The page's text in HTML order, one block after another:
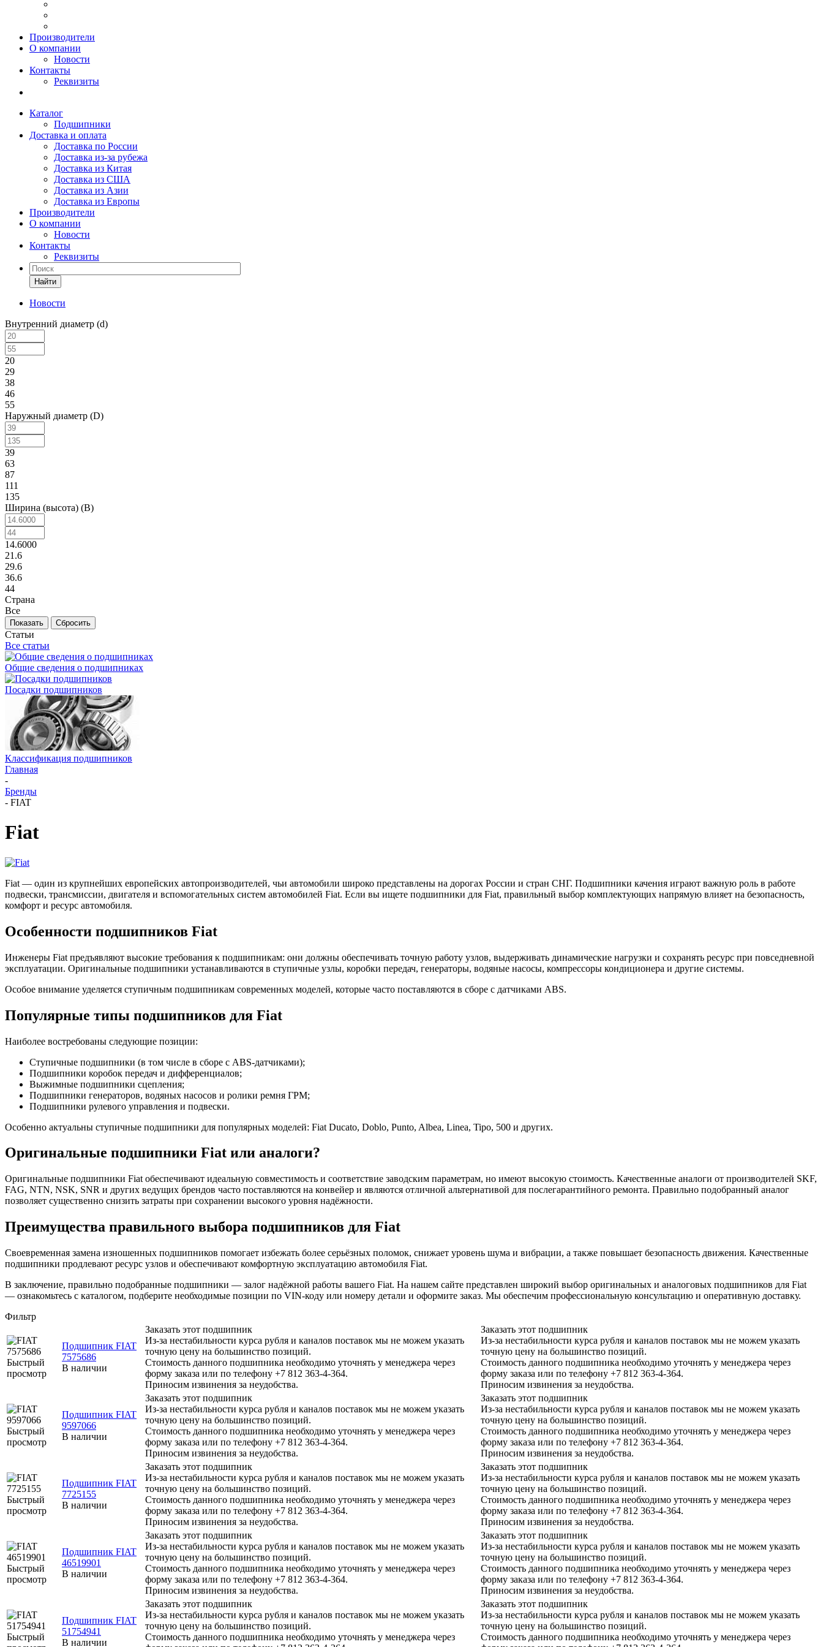
Производители
О компании
Новости
Контакты
Реквизиты
Каталог
Подшипники
Доставка и оплата
Доставка по России
Доставка из-за рубежа
Доставка из Китая
Доставка из США
Доставка из Азии
Доставка из Европы
Производители
О компании
Новости
Контакты
Реквизиты
Найти
Новости
Внутренний диаметр (d)
20
29
38
46
55
Наружный диаметр (D)
39
63
87
111
135
Ширина (высота) (B)
14.6000
21.6
29.6
36.6
44
Страна
Все
Сбросить
Статьи
Все статьи
Общие сведения о подшипниках
Посадки подшипников
Классификация подшипников
Главная
-
Бренды
- FIAT
Fiat
Fiat — один из крупнейших европейских автопроизводителей, чьи автомобили широко представлены на дорогах России и стран СНГ. Подшипники качения играют важную роль в работе
подвески, трансмиссии, двигателя и вспомогательных систем автомобилей Fiat. Если вы ищете подшипники для Fiat, правильный выбор комплектующих напрямую влияет на безопасность,
комфорт и ресурс автомобиля.
Особенности подшипников Fiat
Инженеры Fiat предъявляют высокие требования к подшипникам: они должны обеспечивать точную работу узлов, выдерживать динамические нагрузки и сохранять ресурс при повседневной
эксплуатации. Оригинальные подшипники устанавливаются в ступичные узлы, коробки передач, генераторы, водяные насосы, компрессоры кондиционера и другие системы.
Особое внимание уделяется ступичным подшипникам современных моделей, которые часто поставляются в сборе с датчиками ABS.
Популярные типы подшипников для Fiat
Наиболее востребованы следующие позиции:
Ступичные подшипники (в том числе в сборе с ABS-датчиками);
Подшипники коробок передач и дифференциалов;
Выжимные подшипники сцепления;
Подшипники генераторов, водяных насосов и ролики ремня ГРМ;
Подшипники рулевого управления и подвески.
Особенно актуальны ступичные подшипники для популярных моделей: Fiat Ducato, Doblo, Punto, Albea, Linea, Tipo, 500 и других.
Оригинальные подшипники Fiat или аналоги?
Оригинальные подшипники Fiat обеспечивают идеальную совместимость и соответствие заводским параметрам, но имеют высокую стоимость. Качественные аналоги от производителей SKF,
FAG, NTN, NSK, SNR и других ведущих брендов часто поставляются на конвейер и являются отличной альтернативой для послегарантийного ремонта. Правильно подобранный аналог
позволяет существенно снизить затраты при сохранении высокого уровня надёжности.
Преимущества правильного выбора подшипников для Fiat
Своевременная замена изношенных подшипников помогает избежать более серьёзных поломок, снижает уровень шума и вибрации, а также повышает безопасность движения. Качественные
подшипники продлевают ресурс узлов и обеспечивают комфортную эксплуатацию автомобиля Fiat.
В заключение, правильно подобранные подшипники — залог надёжной работы вашего Fiat. На нашем сайте представлен широкий выбор оригинальных и аналоговых подшипников для Fiat
— ознакомьтесь с каталогом, подберите необходимые позиции по VIN-коду или номеру детали и оформите заказ. Мы обеспечим профессиональную консультацию и оперативную доставку.
Фильтр
Быстрый
просмотр
Подшипник FIAT
7575686
В наличии
Заказать этот подшипник
Из-за нестабильности курса рубля и каналов поставок мы не можем указать
точную цену на большинство позиций.
Стоимость данного подшипника необходимо уточнять у менеджера через
форму заказа или по телефону +7 812 363-4-364.
Приносим извинения за неудобства.
Заказать этот подшипник
Из-за нестабильности курса рубля и каналов поставок мы не можем указать
точную цену на большинство позиций.
Стоимость данного подшипника необходимо уточнять у менеджера через
форму заказа или по телефону +7 812 363-4-364.
Приносим извинения за неудобства.
Быстрый
просмотр
Подшипник FIAT
9597066
В наличии
Заказать этот подшипник
Из-за нестабильности курса рубля и каналов поставок мы не можем указать
точную цену на большинство позиций.
Стоимость данного подшипника необходимо уточнять у менеджера через
форму заказа или по телефону +7 812 363-4-364.
Приносим извинения за неудобства.
Заказать этот подшипник
Из-за нестабильности курса рубля и каналов поставок мы не можем указать
точную цену на большинство позиций.
Стоимость данного подшипника необходимо уточнять у менеджера через
форму заказа или по телефону +7 812 363-4-364.
Приносим извинения за неудобства.
Быстрый
просмотр
Подшипник FIAT
7725155
В наличии
Заказать этот подшипник
Из-за нестабильности курса рубля и каналов поставок мы не можем указать
точную цену на большинство позиций.
Стоимость данного подшипника необходимо уточнять у менеджера через
форму заказа или по телефону +7 812 363-4-364.
Приносим извинения за неудобства.
Заказать этот подшипник
Из-за нестабильности курса рубля и каналов поставок мы не можем указать
точную цену на большинство позиций.
Стоимость данного подшипника необходимо уточнять у менеджера через
форму заказа или по телефону +7 812 363-4-364.
Приносим извинения за неудобства.
Быстрый
просмотр
Подшипник FIAT
46519901
В наличии
Заказать этот подшипник
Из-за нестабильности курса рубля и каналов поставок мы не можем указать
точную цену на большинство позиций.
Стоимость данного подшипника необходимо уточнять у менеджера через
форму заказа или по телефону +7 812 363-4-364.
Приносим извинения за неудобства.
Заказать этот подшипник
Из-за нестабильности курса рубля и каналов поставок мы не можем указать
точную цену на большинство позиций.
Стоимость данного подшипника необходимо уточнять у менеджера через
форму заказа или по телефону +7 812 363-4-364.
Приносим извинения за неудобства.
Быстрый
Подшипник FIAT
51754941
В наличии
Заказать этот подшипник
Из-за нестабильности курса рубля и каналов поставок мы не можем указать
точную цену на большинство позиций.
Стоимость данного подшипника необходимо уточнять у менеджера через
Заказать этот подшипник
Из-за нестабильности курса рубля и каналов поставок мы не можем указать
точную цену на большинство позиций.
Стоимость данного подшипника необходимо уточнять у менеджера через